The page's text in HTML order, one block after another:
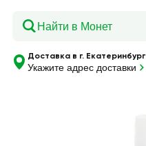
Доставка в г. Екатеринбург
Укажите адрес доставки